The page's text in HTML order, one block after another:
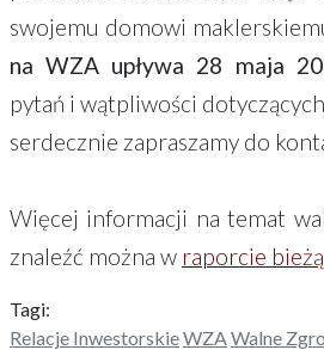
swojemu domowi
na WZA upływa 28 maja
pytań i wątpliwości
serdecznie zapraszamy do
Więcej informacji na temat
znaleźć można w raporcie
Tagi:
Relacje InwestorskieWZA Walne